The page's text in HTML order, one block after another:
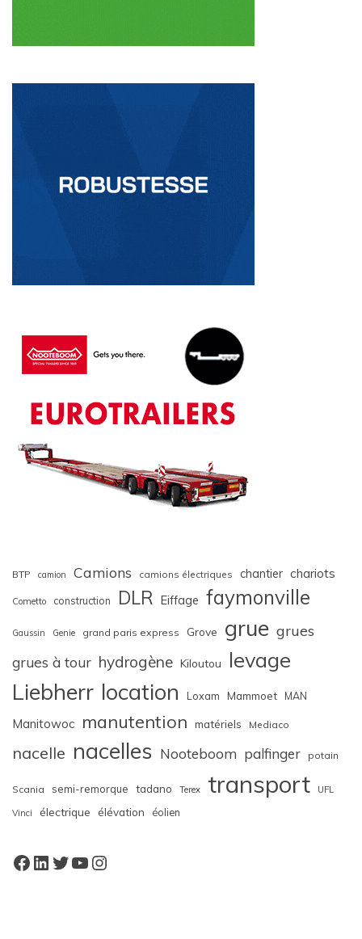
BTP camion Camions camions électriques chantier chariots
Cometto construction DLR Eiffage faymonville
Gaussin Genie grand paris express Grove grue grues
grues à tour hydrogène Kiloutou levage
Liebherr location Loxam Mammoet MAN
Manitowoc manutention matériels Mediaco
nacelle nacelles Nooteboom palfinger potain
Scania semi-remorque tadano Terex transport UFL
Vinci électrique élévation éolien
Facebook
LinkedIn
Twitter
YouTube
Instagram